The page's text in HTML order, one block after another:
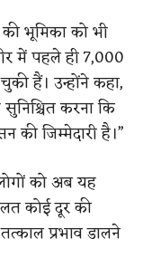
भूमिका को भी
में पहले ही 7,000
हैं। उन्होंने कहा,
करना कि
जिम्मेदारी है।”
को अब यह
कोई दूर की
प्रभाव डालने